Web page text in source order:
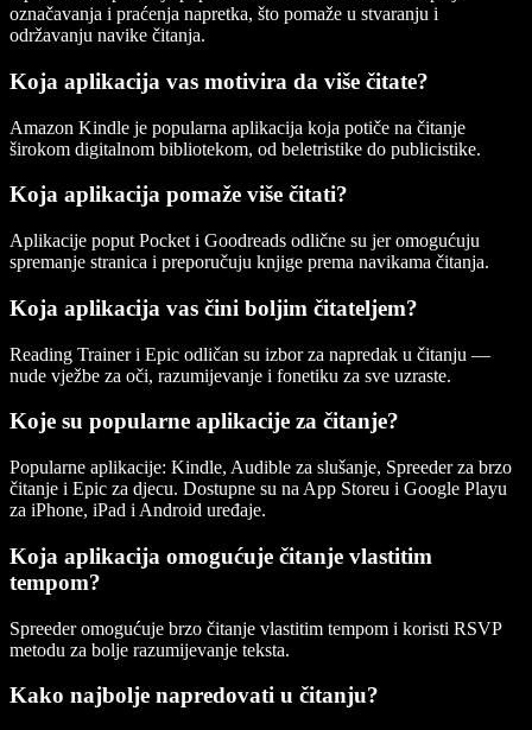
označavanja i praćenja napretka, što pomaže u stvaranju i
održavanju navike čitanja.
Koja aplikacija vas motivira da više čitate?
Amazon Kindle je popularna aplikacija koja potiče na čitanje
širokom digitalnom bibliotekom, od beletristike do publicistike.
Koja aplikacija pomaže više čitati?
Aplikacije poput Pocket i Goodreads odlične su jer omogućuju
spremanje stranica i preporučuju knjige prema navikama čitanja.
Koja aplikacija vas čini boljim čitateljem?
Reading Traineri Epic odličan su izbor za napredak u čitanju —
nude vježbe za oči, razumijevanje i fonetiku za sve uzraste.
Koje su popularne aplikacije za čitanje?
Popularne aplikacije: Kindle, Audible za slušanje, Spreederza brzo
čitanje i Epic za djecu. Dostupne su na App Storeu i Google Playu
za iPhone, iPad i Android uređaje.
Koja aplikacija omogućuje čitanje vlastitim
tempom?
Spreederomogućuje brzo čitanje vlastitim tempom i koristi RSVP
metodu za bolje razumijevanje teksta.
Kako najbolje napredovati u čitanju?